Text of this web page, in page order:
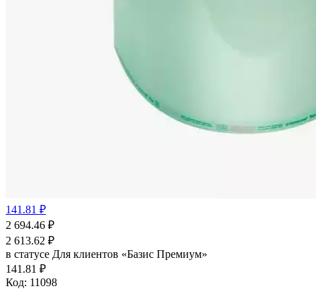
141.81 ₽
2 694.46 ₽
2 613.62 ₽
в статусе Для клиентов «Базис Премиум»
141.81 ₽
Код: 11098